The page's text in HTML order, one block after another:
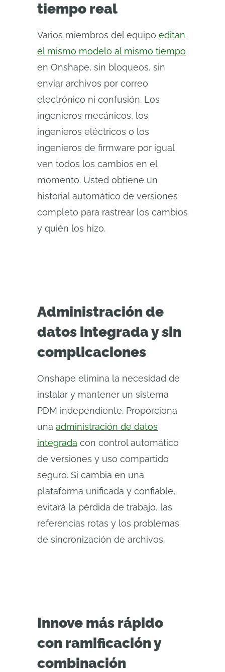
tiempo real
Varios miembros del equipo editan
el mismo modelo al mismo tiempo
en Onshape, sin bloqueos, sin
enviar archivos por correo
electrónico ni confusión. Los
ingenieros mecánicos, los
ingenieros eléctricos o los
ingenieros de firmware por igual
ven todos los cambios en el
momento. Usted obtiene un
historial automático de versiones
completo para rastrear los cambios
y quién los hizo.
Administración de
datos integrada y sin
complicaciones
Onshape elimina la necesidad de
instalar y mantener un sistema
PDM independiente. Proporciona
una administración de datos
integrada con control automático
de versiones y uso compartido
seguro. Si cambia en una
plataforma unificada y confiable,
evitará la pérdida de trabajo, las
referencias rotas y los problemas
de sincronización de archivos.
Innove más rápido
con ramificación y
combinación